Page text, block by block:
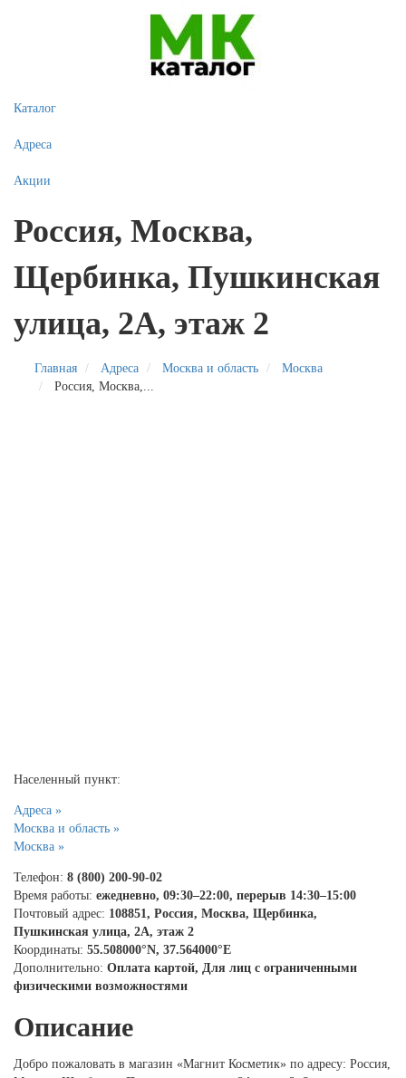
Каталог
Адреса
Акции
Россия, Москва,
Щербинка, Пушкинская
улица, 2А, этаж 2
Главная Адреса Москва и область
Москва
Россия, Москва,...
Населенный пункт:
Адреса »
Москва и область »
Москва »
Телефон: 8 (800) 200-90-02
Время работы: ежедневно, 09:30–22:00, перерыв 14:30–15:00
Почтовый адрес: 108851, Россия, Москва, Щербинка,
Пушкинская улица, 2А, этаж 2
Координаты: 55.508000°N, 37.564000°E
Дополнительно: Оплата картой, Для лиц с ограниченными
физическими возможностями
Описание
Добро пожаловать в магазин «Магнит Косметик» по адресу: Россия,